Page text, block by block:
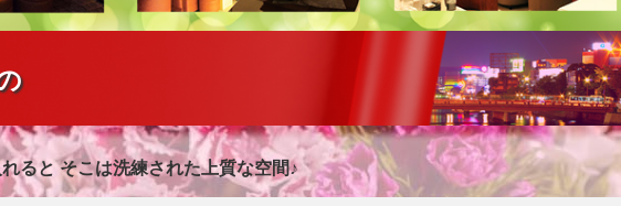
ると そこは洗練された上質な空間♪